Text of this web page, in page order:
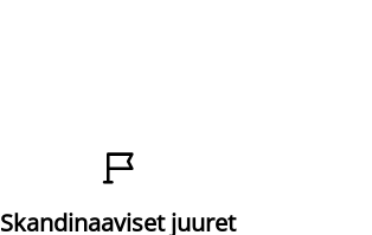

Skandinaaviset juuret